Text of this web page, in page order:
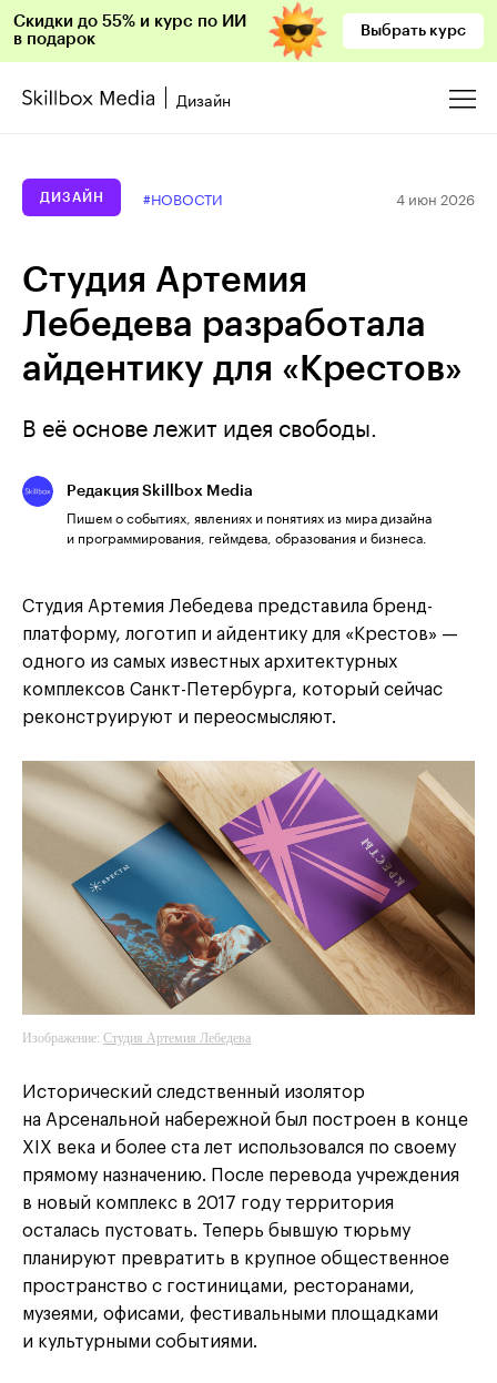
Скидки до 55% и курс по ИИ
в подарок
Выбрать курс
Дизайн
ДИЗАЙН #НОВОСТИ 4 июн 2026
Студия Артемия
Лебедева разработала
айдентику для «Крестов»
В её основе лежит идея свободы.
Редакция Skillbox Media
Пишем о событиях, явлениях и понятиях из мира дизайна
и программирования, геймдева, образования и бизнеса.
Студия Артемия Лебедева представила бренд-
платформу, логотип и айдентику для «Крестов» —
одного из самых известных архитектурных
комплексов Санкт-Петербурга, который сейчас
реконструируют и переосмысляют.
Изображение: Студия Артемия Лебедева
Исторический следственный изолятор
на Арсенальной набережной был построен в конце
XIX века и более ста лет использовался по своему
прямому назначению. После перевода учреждения
в новый комплекс в 2017 году территория
осталась пустовать. Теперь бывшую тюрьму
планируют превратить в крупное общественное
пространство с гостиницами, ресторанами,
музеями, офисами, фестивальными площадками
и культурными событиями.